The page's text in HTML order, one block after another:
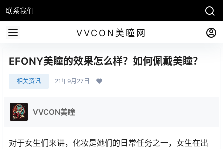
联系我们
VVCON美瞳网
EFONY美瞳的效果怎么样？如何佩戴美瞳？
相关资讯 21年9月27日
VVCON美瞳
对于女生们来讲，化妆是她们的日常任务之一，女生在出